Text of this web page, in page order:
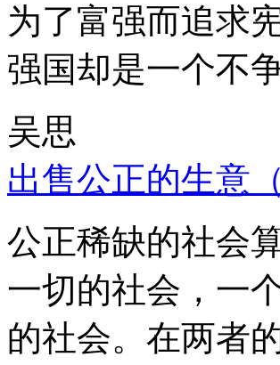
为了富强而追求
强国却是一个不
吴思
出售公正的生意（
公正稀缺的社会
一切的社会，一
的社会。在两者